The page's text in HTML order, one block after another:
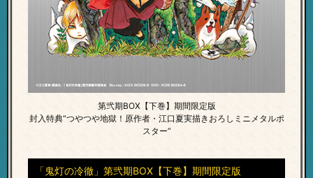
第弐期BOX【下巻】期間限定版
封入特典“つやつや地獄！原作者・江口夏実描きおろしミニメタルポ
スター”
「鬼灯の冷徹」第弐期BOX【下巻】期間限定版